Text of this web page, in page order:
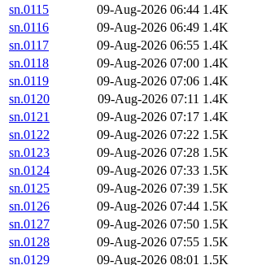
sn.0115
09-Aug-2026 06:44 1.4K
sn.0116
09-Aug-2026 06:49 1.4K
sn.0117
09-Aug-2026 06:55 1.4K
sn.0118
09-Aug-2026 07:00 1.4K
sn.0119
09-Aug-2026 07:06 1.4K
sn.0120
09-Aug-2026 07:11 1.4K
sn.0121
09-Aug-2026 07:17 1.4K
sn.0122
09-Aug-2026 07:22 1.5K
sn.0123
09-Aug-2026 07:28 1.5K
sn.0124
09-Aug-2026 07:33 1.5K
sn.0125
09-Aug-2026 07:39 1.5K
sn.0126
09-Aug-2026 07:44 1.5K
sn.0127
09-Aug-2026 07:50 1.5K
sn.0128
09-Aug-2026 07:55 1.5K
sn.0129
09-Aug-2026 08:01 1.5K